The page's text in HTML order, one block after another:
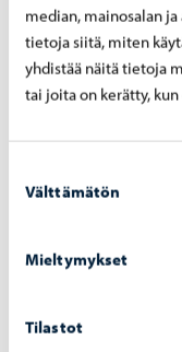
median, mainosalan
tietoja siitä, miten
yhdistää näitä tietoja
tai joita on kerätty,
valinta
Välttämätön
Mieltymykset
Tilastot